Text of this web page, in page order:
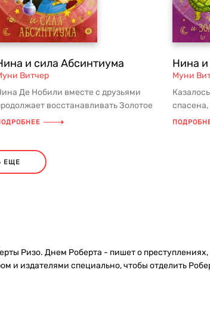
и сила Абсинтиума
Витчер
Де Нобили вместе с друзьями
восстанавливать Золотое
— магическую последователь...
Нина и
Муни
спасена,
Каркон
ЕЩЕ
Ризо. Днем Роберта - пишет о
издателями специально, чтобы отделить